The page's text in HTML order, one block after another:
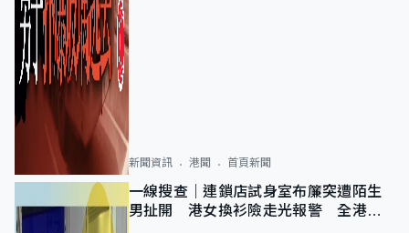
新聞資訊 港聞 首頁新聞
一線搜查｜連鎖店試身室布簾突遭陌生
男扯開 港女換衫險走光報警 全港分